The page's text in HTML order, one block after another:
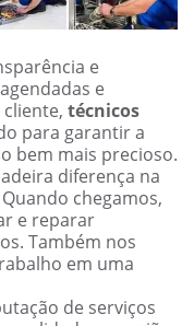
e
e
técnicos
para garantir a
bem mais precioso.
diferença na
chegamos,
e reparar
Também nos
em uma
de serviços